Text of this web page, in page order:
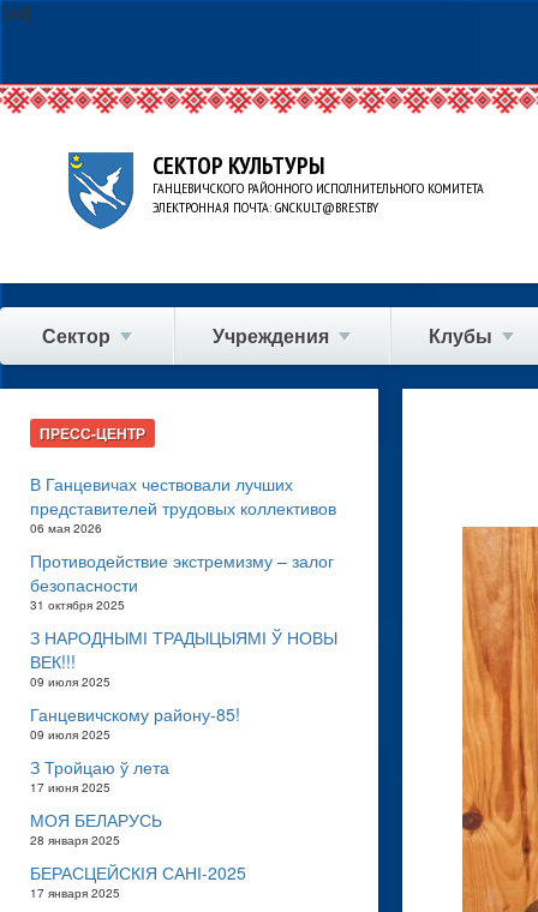
[bvi]
СЕКТОР КУЛЬТУРЫ
ГАНЦЕВИЧСКОГО РАЙОННОГО ИСПОЛНИТЕЛЬНОГО КОМИТЕТА
ЭЛЕКТРОННАЯ ПОЧТА: GNCKULT@BREST.BY
Сектор Учреждения Клубы
ПРЕСС-ЦЕНТР
В Ганцевичах чествовали лучших
представителей трудовых коллективов
06 мая 2026
Противодействие экстремизму – залог
безопасности
31 октября 2025
З НАРОДНЫМІ ТРАДЫЦЫЯМІ Ў НОВЫ
ВЕК!!!
09 июля 2025
Ганцевичскому району-85!
09 июля 2025
З Тройцаю ў лета
17 июня 2025
МОЯ БЕЛАРУСЬ
28 января 2025
БЕРАСЦЕЙСКІЯ САНІ-2025
17 января 2025